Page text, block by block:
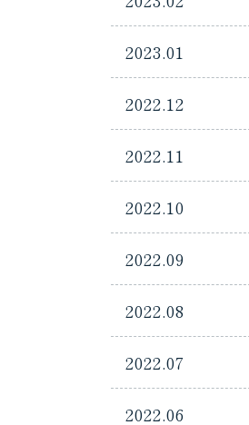
2023.01
2022.12
2022.11
2022.10
2022.09
2022.08
2022.07
2022.06